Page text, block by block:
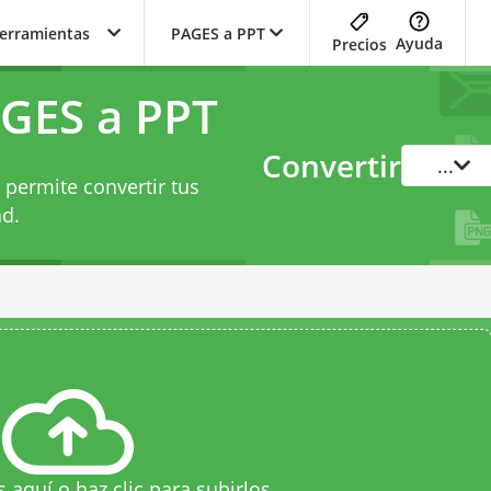
PAGES a PPT
Precios Ayuda
a PPT
convertir tus
Convertir ...